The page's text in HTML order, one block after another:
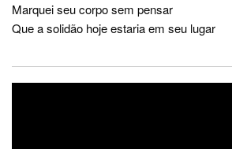
Marquei seu corpo sem pensar
Que a solidão hoje estaria em seu lugar